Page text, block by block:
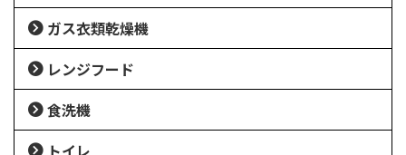
ガス衣類乾燥機
レンジフード
食洗機